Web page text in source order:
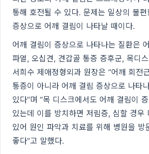
통해 호전될 수 있다. 문제는 일상의 불편
증상으로 어깨 결림이 나타날 때이다.
어깨 결림이 증상으로 나타나는 질환은
파열, 오십견, 견갑골 통증 증후군, 목디
서희수 제애정형외과 원장은 “어깨 회전
통증이 아니라 어깨 결림 증상으로 나타
있다”며 “목 디스크에서도 어깨 결림이
있는데 이를 방치하면 저림증, 심할 경우
있어 원인 파악과 치료를 위해 병원을 방
좋다”고 말했다.